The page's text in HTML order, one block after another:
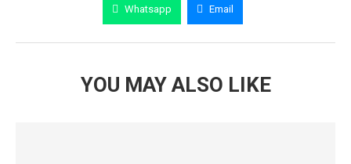
Whatsapp Email
YOU MAY ALSO LIKE